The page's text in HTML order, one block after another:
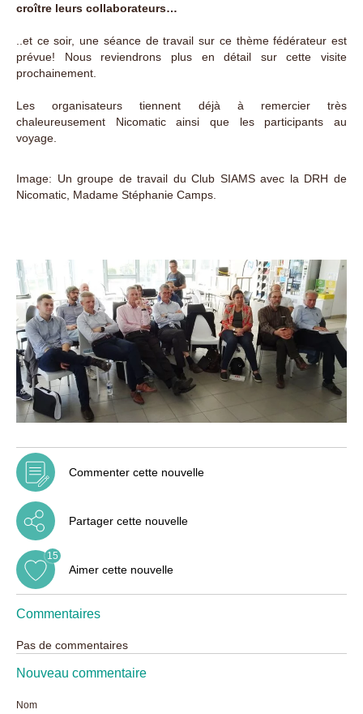
croître leurs collaborateurs…
..et ce soir, une séance de travail sur ce thème fédérateur est
prévue! Nous reviendrons plus en détail sur cette visite
prochainement.
Les organisateurs tiennent déjà à remercier très
chaleureusement Nicomatic ainsi que les participants au
voyage.
Image: Un groupe de travail du Club SIAMS avec la DRH de
Nicomatic, Madame Stéphanie Camps.
Commenter cette nouvelle
Partager cette nouvelle
Aimer cette nouvelle
15
Commentaires
Pas de commentaires
Nouveau commentaire
Nom